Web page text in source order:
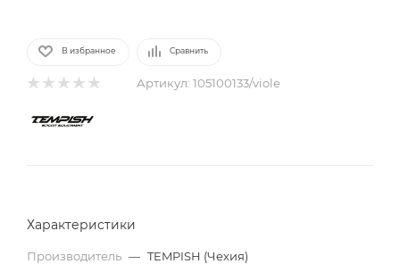
В избранное Сравнить
Артикул: 105100133/viole
Характеристики
Производитель — TEMPISH (Чехия)